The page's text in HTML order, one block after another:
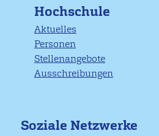
Hochschule
Aktuelles
Personen
Stellenangebote
Ausschreibungen
Soziale Netzwerke